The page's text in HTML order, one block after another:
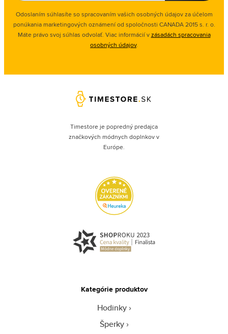
Odoslaním súhlasíte so spracovaním vašich osobných údajov za účelom
ponúkania marketingových oznámení od spoločnosti CANADA 2015 s. r. o.
Máte právo svoj súhlas odvolať. Viac informácií vzásadách spracovania
osobných údajov.
Timestore je popredný predajca
značkových módnych doplnkov v
Európe.
Kategórie produktov
Hodinky
Šperky